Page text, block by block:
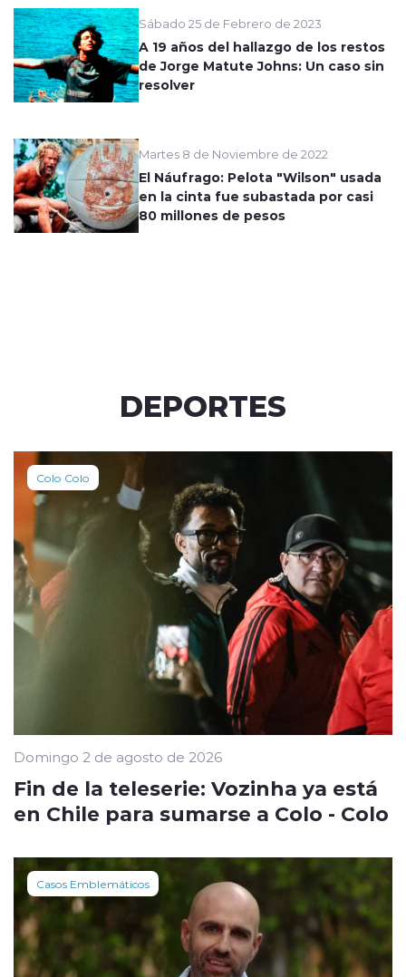
Sábado 25 de Febrero de 2023
A 19 años del hallazgo de los restos
de Jorge Matute Johns: Un caso sin
resolver
Martes 8 de Noviembre de 2022
El Náufrago: Pelota "Wilson" usada
en la cinta fue subastada por casi
80 millones de pesos
DEPORTES
Colo Colo
Domingo 2 de agosto de 2026
Fin de la teleserie: Vozinha ya está
en Chile para sumarse a Colo - Colo
Casos Emblemáticos